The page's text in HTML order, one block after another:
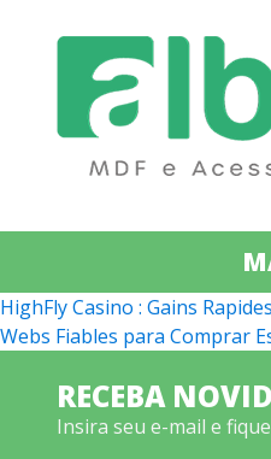
Navegação
de
Post
HighFly Casino : Gains
Webs Fiables para Comprar
RECEBA
Insira seu e-mail e